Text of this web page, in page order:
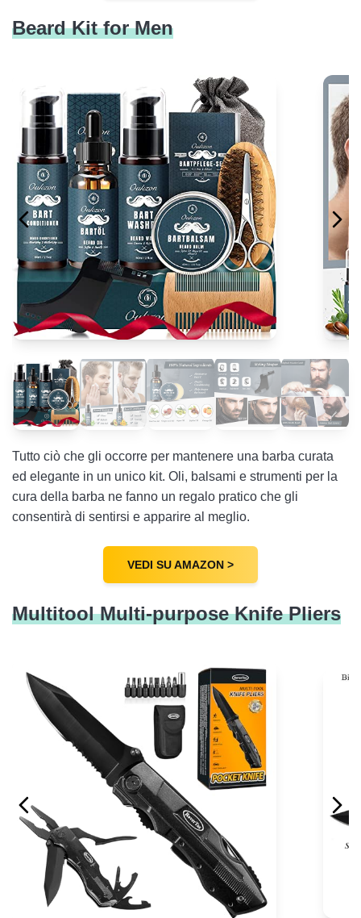
Beard Kit for Men
Tutto ciò che gli occorre per mantenere una barba curata
ed elegante in un unico kit. Oli, balsami e strumenti per la
cura della barba ne fanno un regalo pratico che gli
consentirà di sentirsi e apparire al meglio.
VEDI SU AMAZON >
Multitool Multi-purpose Knife Pliers